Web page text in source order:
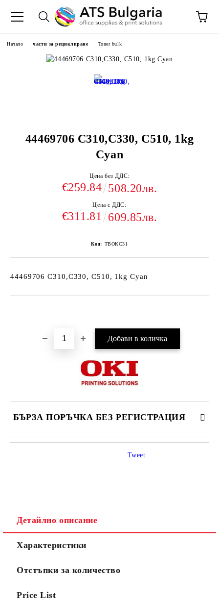
Начало части за рециклиране Toner bulk
44469706 C310,C330, C510, 1kg
Cyan
Цена без ДДС:
€259.84 508.20лв.
Цена с ДДС:
€311.81 609.85лв.
Код: TBOKC31
44469706 C310,C330, C510, 1kg Cyan
БЪРЗА ПОРЪЧКА БЕЗ РЕГИСТРАЦИЯ
САМО ПОПЪЛНЕТЕ 4 ПОЛЕТА
Tweet
Детайлно описание
Характеристики
Отстъпки за количество
Price List